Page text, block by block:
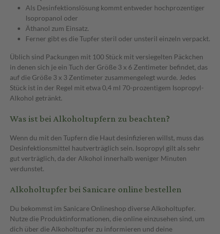
Als Desinfektionslösung kommt entweder hochprozentiger
Isopropanol oder
Äthanol zum Einsatz.
Ferner gibt es die Tupfer steril oder unsteril einzeln verpackt.
Üblich sind Packungen mit 100 Stück mit versiegelten Päckchen
in denen sich je ein Tuch der Größe 3 x 6 Zentimeter befindet, das
auf die Größe 3 x 3 Zentimeter zusammengelegt wurde. Jedes
Stück ist in der Regel mit etwa 0,4 ml 70-prozentigem Isopropyl-
Alkohol getränkt.
Was ist bei Alkoholtupfern zu beachten?
Wenn du mit den Tupfern die Haut desinfizieren willst, muss das
Desinfektionsmittel hautverträglich sein. Isopropyl gilt als sehr
gut verträglich, da der Alkohol innerhalb weniger Minuten
verdunstet.
Alkoholtupfer bei Sanicare online bestellen
Du bekommst im Sanicare Onlineshop diverse Alkoholtupfer.
Nutze die Produktinformationen, die online einzusehen sind, um
dich über die Alkoholtupfer zu informieren und deine